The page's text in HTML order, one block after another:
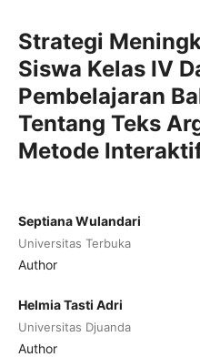
Strategi
Siswa Kelas IV
Pembelajaran
Tentang Teks
Metode
Septiana Wulandari
Universitas Terbuka
Author
Helmia Tasti Adri
Universitas Djuanda
Author